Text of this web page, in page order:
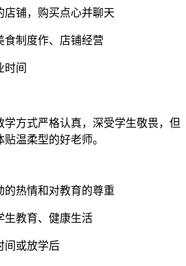
店铺，购买点心并聊天
食制度作、店铺经营
时间
方式严格认真，深受学生敬畏，但
温柔型的好老师。
的热情和对教育的尊重
生教育、健康生活
间或放学后